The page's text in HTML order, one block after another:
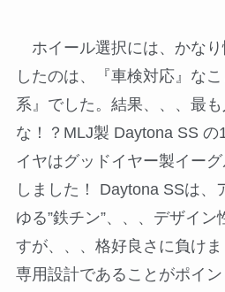
ホイール選択には、かな
したのは、『車検対応』な
系』でした。結果、、、最
な！？MLJ製 Daytona SS の
イヤはグッドイヤー製イー
しました！ Daytona SSは、
ゆる”鉄チン”、、、デザイ
すが、、、格好良さに負け
専用設計であることがポイン